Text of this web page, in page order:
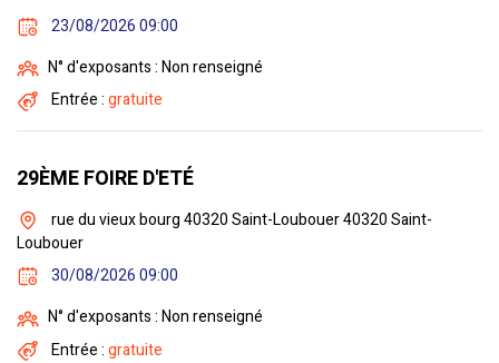
23/08/2026 09:00
N° d'exposants : Non renseigné
Entrée :gratuite
29ÈME FOIRE D'ETÉ
rue du vieux bourg 40320 Saint-Loubouer 40320 Saint-
Loubouer
30/08/2026 09:00
N° d'exposants : Non renseigné
Entrée :gratuite